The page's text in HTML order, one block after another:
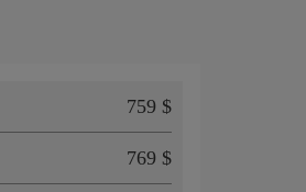
759 $
769 $